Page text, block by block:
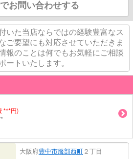
お問い合わせする
いた当店ならではの経験豊富なス
ご要望にも対応させていただきま
報のことは何でもお気軽にご相談
ートいたします。
***円)
大阪府豊中市服部西町 ２丁目